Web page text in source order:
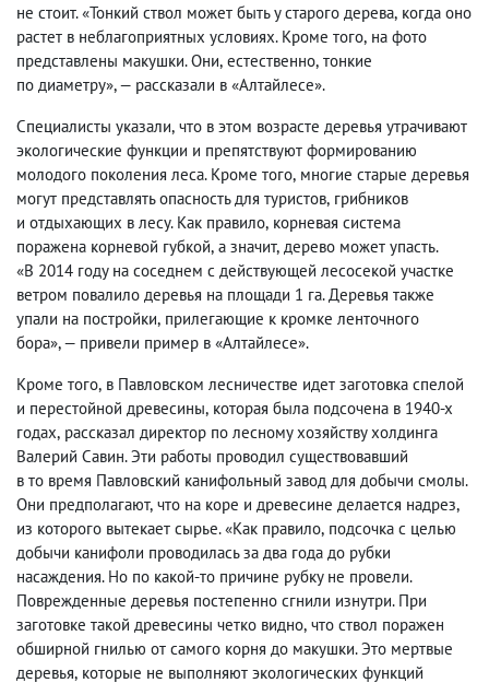
не стоит. «Тонкий ствол может быть у старого дерева, когда оно
растет в неблагоприятных условиях. Кроме того, на фото
представлены макушки. Они, естественно, тонкие
по диаметру», — рассказали в «Алтайлесе».
Специалисты указали, что в этом возрасте деревья утрачивают
экологические функции и препятствуют формированию
молодого поколения леса. Кроме того, многие старые деревья
могут представлять опасность для туристов, грибников
и отдыхающих в лесу. Как правило, корневая система
поражена корневой губкой, а значит, дерево может упасть.
«В 2014 году на соседнем с действующей лесосекой участке
ветром повалило деревья на площади 1 га. Деревья также
упали на постройки, прилегающие к кромке ленточного
бора», — привели пример в «Алтайлесе».
Кроме того, в Павловском лесничестве идет заготовка спелой
и перестойной древесины, которая была подсочена в 1940-х
годах, рассказал директор по лесному хозяйству холдинга
Валерий Савин. Эти работы проводил существовавший
в то время Павловский канифольный завод для добычи смолы.
Они предполагают, что на коре и древесине делается надрез,
из которого вытекает сырье. «Как правило, подсочка с целью
добычи канифоли проводилась за два года до рубки
насаждения. Но по какой-то причине рубку не провели.
Поврежденные деревья постепенно сгнили изнутри. При
заготовке такой древесины четко видно, что ствол поражен
обширной гнилью от самого корня до макушки. Это мертвые
деревья, которые не выполняют экологических функций